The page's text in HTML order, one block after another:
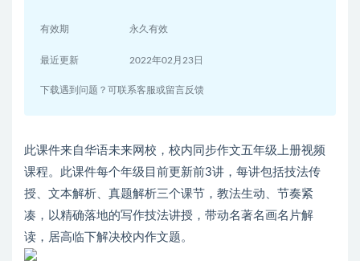
有效期 永久有效
最近更新 2022年02月23日
下载遇到问题？可联系客服或留言反馈
此课件来自华语未来网校，校内同步作文五年级上册视频
课程。此课件每个年级目前更新前3讲，每讲包括技法传
授、文本解析、真题解析三个课节，教法生动、节奏紧
凑，以精确落地的写作技法讲授，带动名著名画名片解
读，居高临下解决校内作文题。